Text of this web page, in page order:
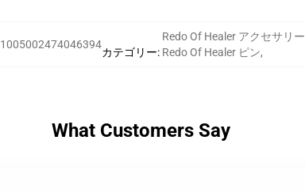
1005002474046394
カテゴリー:
Redo Of Healer アクセサリー
Redo Of Healer ピン,
What Customers Say